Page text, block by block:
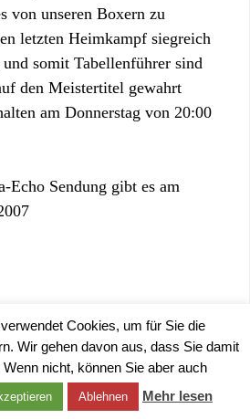
von unseren Boxern zu
letzten Heimkampf siegreich
somit Tabellenführer sind
den Meistertitel gewahrt
am Donnerstag von 20:00
Echo Sendung gibt es am
|DATENSCHUTZERKLÄRUNG
Cookies, um für Sie die
Wir gehen davon aus, dass Sie damit
nicht, können Sie aber auch
Ablehnen Mehr lesen